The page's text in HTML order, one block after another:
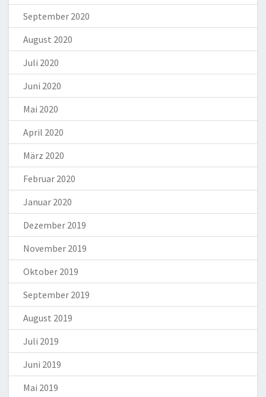
September 2020
August 2020
Juli 2020
Juni 2020
Mai 2020
April 2020
März 2020
Februar 2020
Januar 2020
Dezember 2019
November 2019
Oktober 2019
September 2019
August 2019
Juli 2019
Juni 2019
Mai 2019